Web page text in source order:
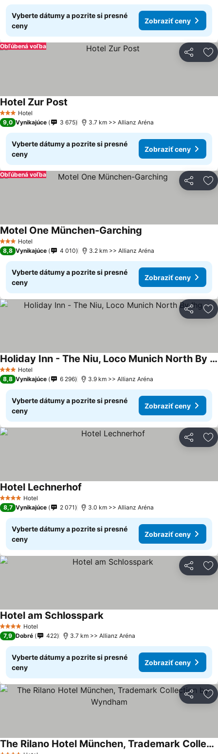
Vyberte dátumy a pozrite si presné
ceny
Zobraziť ceny
Zdieľať
Obľúbená voľba
3 Počet hviezdičiek
Hotel
Hotel Zur Post
9,0 Vynikajúce 3 675 3.7 km >> Allianz Aréna
Vyberte dátumy a pozrite si presné
ceny
Zobraziť ceny
Zdieľať
Obľúbená voľba
3 Počet hviezdičiek
Hotel
Motel One München-Garching
8,8 Vynikajúce 4 010 3.2 km >> Allianz Aréna
Vyberte dátumy a pozrite si presné
ceny
Zobraziť ceny
Zdieľať
3 Počet hviezdičiek
Hotel
Holiday Inn - The Niu, Loco Munich North By Ihg
8,8 Vynikajúce 6 296 3.9 km >> Allianz Aréna
Vyberte dátumy a pozrite si presné
ceny
Zobraziť ceny
Zdieľať
4 Počet hviezdičiek
Hotel
Hotel Lechnerhof
8,7 Vynikajúce 2 071 3.0 km >> Allianz Aréna
Vyberte dátumy a pozrite si presné
ceny
Zobraziť ceny
Zdieľať
4 Počet hviezdičiek
Hotel
Hotel am Schlosspark
7,9 Dobré 422 3.7 km >> Allianz Aréna
Vyberte dátumy a pozrite si presné
ceny
Zobraziť ceny
Zdieľať
The Rilano Hotel München, Trademark Collection by Wyndham